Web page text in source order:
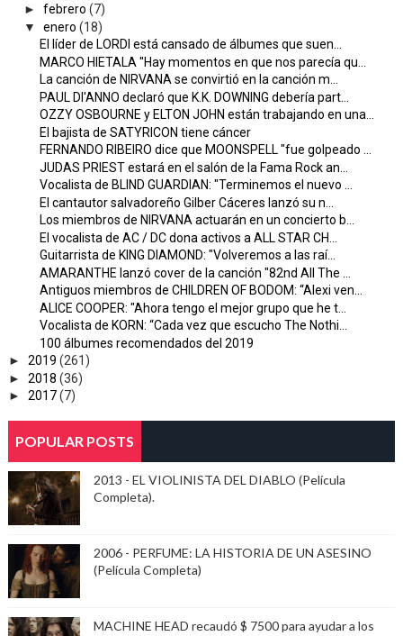
► febrero (7)
▼
enero (18)
El líder de LORDI está cansado de álbumes que suen...
MARCO HIETALA ''Hay momentos en que nos parecía qu...
La canción de NIRVANA se convirtió en la canción m...
PAUL DI'ANNO declaró que K.K. DOWNING debería part...
OZZY OSBOURNE y ELTON JOHN están trabajando en una...
El bajista de SATYRICON tiene cáncer
FERNANDO RIBEIRO dice que MOONSPELL "fue golpeado ...
JUDAS PRIEST estará en el salón de la Fama Rock an...
Vocalista de BLIND GUARDIAN: "Terminemos el nuevo ...
El cantautor salvadoreño Gilber Cáceres lanzó su n...
Los miembros de NIRVANA actuarán en un concierto b...
El vocalista de AC / DC dona activos a ALL STAR CH...
Guitarrista de KING DIAMOND: "Volveremos a las raí...
AMARANTHE lanzó cover de la canción "82nd All The ...
Antiguos miembros de CHILDREN OF BODOM: “Alexi ven...
ALICE COOPER: "Ahora tengo el mejor grupo que he t...
Vocalista de KORN: “Cada vez que escucho The Nothi...
100 álbumes recomendados del 2019
► 2019 (261)
► 2018 (36)
► 2017(7)
POPULAR POSTS
2013 - EL VIOLINISTA DEL DIABLO (Película
Completa).
2006 - PERFUME: LA HISTORIA DE UN ASESINO
(Película Completa)
MACHINE HEAD recaudó $ 7500 para ayudar a los